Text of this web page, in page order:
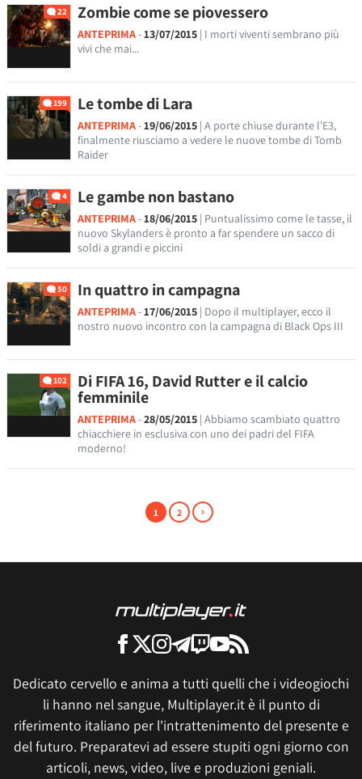
22 Zombie come se piovessero
ANTEPRIMA-13/07/2015 | I morti viventi sembrano più
vivi che mai...
199 Le tombe di Lara
ANTEPRIMA-19/06/2015 | A porte chiuse durante l'E3,
finalmente riusciamo a vedere le nuove tombe di Tomb
Raider
4 Le gambe non bastano
ANTEPRIMA-18/06/2015 | Puntualissimo come le tasse, il
nuovo Skylanders è pronto a far spendere un sacco di
soldi a grandi e piccini
50 In quattro in campagna
ANTEPRIMA-17/06/2015 | Dopo il multiplayer, ecco il
nostro nuovo incontro con la campagna di Black Ops III
102 Di FIFA 16, David Rutter e il calcio
femminile
ANTEPRIMA-28/05/2015 | Abbiamo scambiato quattro
chiacchiere in esclusiva con uno dei padri del FIFA
moderno!
1 2
Dedicato cervello e anima a tutti quelli che i videogiochi
li hanno nel sangue, Multiplayer.it è il punto di
riferimento italiano per l'intrattenimento del presente e
del futuro. Preparatevi ad essere stupiti ogni giorno con
articoli, news, video, live e produzioni geniali.